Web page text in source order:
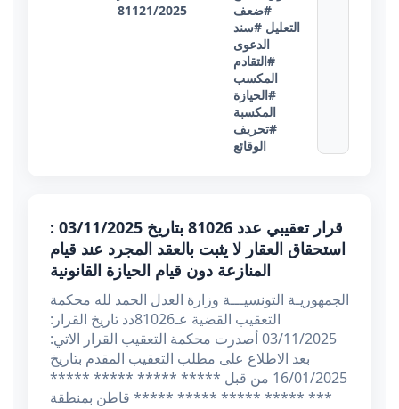
81121/2025
#ضعف
التعليل #سند
الدعوى
#التقادم
المكسب
#الحيازة
المكسبة
#تحريف
الوقائع
قرار تعقيبي عدد 81026 بتاريخ 03/11/2025 :
استحقاق العقار لا يثبت بالعقد المجرد عند قيام
المنازعة دون قيام الحيازة القانونية
الجمهوريـة التونسيـــة وزارة العدل الحمد لله محكمة
التعقيب القضية عـ81026دد تاريخ القرار:
03/11/2025 أصدرت محكمة التعقيب القرار الاتي:
بعد الاطلاع على مطلب التعقيب المقدم بتاريخ
16/01/2025 من قبل ***** ***** ***** *****
***** قاطن بمنطقة ***** ***** ***** ***